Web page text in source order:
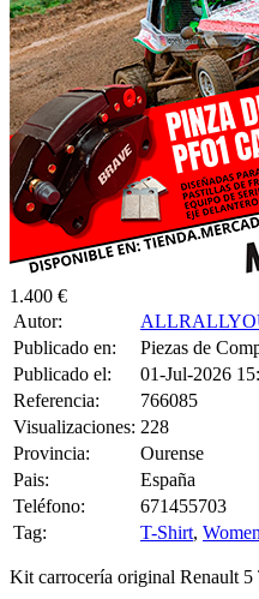
1.400 €
Autor:
Publicado en:
Piezas de
Publicado el:
01-Jul-2026
Referencia:
766085
Visualizaciones: 228
Provincia:
Ourense
Pais:
España
Teléfono:
671455703
Tag:
T-Shirt, Women
Kit carrocería original Renault 5